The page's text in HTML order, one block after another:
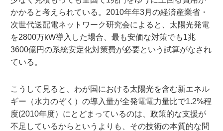
かかると考えられている。2010年年3月の経済産業省・
次世代送配電ネットワーク研究会によると、太陽光発電
を2800万kW導入した場合、最も安価な対策でも1兆
3600億円の系統安定化対策費が必要という試算がなされ
ている。
こうして見ると、わが国における太陽光を含む新エネル
ギー（水力のぞく）の導入量が全発電電力量比で1.2%程
度(2010年度）にとどまっているのは、政策的な支援が
不足しているからというよりも、その技術の本質的な問